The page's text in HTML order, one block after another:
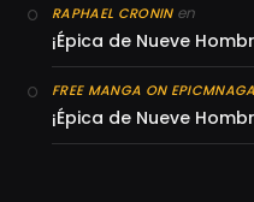
RAPHAEL CRONINen
¡Épica de Nueve
FREE MANGA ON
¡Épica de Nueve